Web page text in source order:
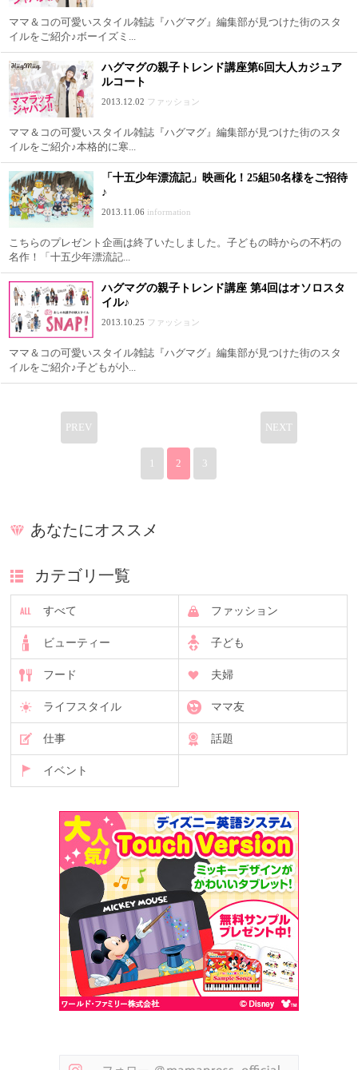
ママ＆コの可愛いスタイル雑誌『ハグマグ』編集部が見つけた街のスタ
イルをご紹介♪ボーイズミ...
ハグマグの親子トレンド講座第6回大人カジュア
ルコート
2013.12.02 ファッション
ママ＆コの可愛いスタイル雑誌『ハグマグ』編集部が見つけた街のスタ
イルをご紹介♪本格的に寒...
「十五少年漂流記」映画化！25組50名様をご招待
♪
2013.11.06 information
こちらのプレゼント企画は終了いたしました。子どもの時からの不朽の
名作！「十五少年漂流記...
ハグマグの親子トレンド講座 第4回はオソロスタ
イル♪
2013.10.25 ファッション
ママ＆コの可愛いスタイル雑誌『ハグマグ』編集部が見つけた街のスタ
イルをご紹介♪子どもが小...
PREV
2 3
NEXT
あなたにオススメ
カテゴリ一覧
すべて ファッション
ビューティー 子ども
フード 夫婦
ライフスタイル ママ友
仕事 話題
イベント